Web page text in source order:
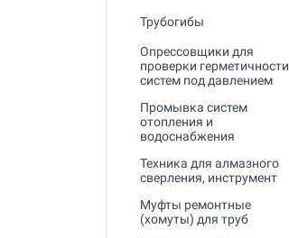
Сверлильные станки
Фаскосъемные станки
Инструмент для укладки
напольных покрытий
Строительный инструмент и
оборудование
Полный каталог
Трубогибы
Опрессовщики для
проверки герметичности
систем под давлением
Промывка систем
отопления и
водоснабжения
Техника для алмазного
сверления, инструмент
Муфты ремонтные
(хомуты) для труб